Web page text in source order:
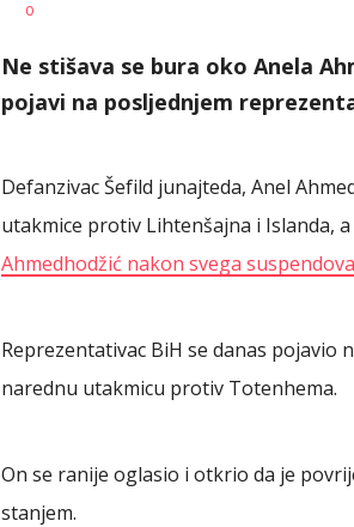
AUTOR
0
Ne stišava se bura oko Anela
pojavi na posljednjem
Defanzivac Šefild junajteda, Anel
utakmice protiv Lihtenšajna i Islanda,
Ahmedhodžić nakon svega
Reprezentativac BiH se danas
narednu utakmicu protiv Totenhema.
On se ranije oglasio i otkrio da je
stanjem.